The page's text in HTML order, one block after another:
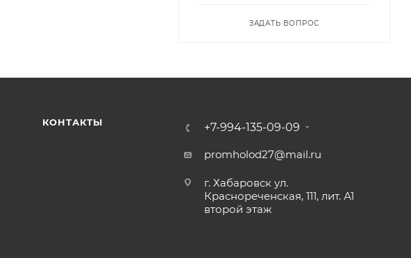
ЗАДАТЬ ВОПРОС
КОНТАКТЫ +7-994-135-09-09
promholod27@mail.ru
г. Хабаровск ул.
Краснореченская, 111, лит. А1
второй этаж